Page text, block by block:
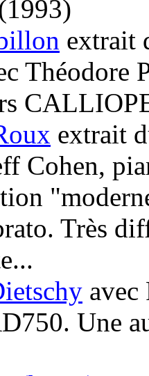
extrait
extrait
Cohen,
Très
avec
Une